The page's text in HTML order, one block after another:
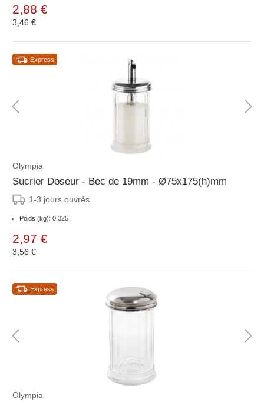
2,88 €
3,46 €
Express
Olympia
Sucrier Doseur - Bec de 19mm - Ø75x175(h)mm
1-3 jours ouvrés
Poids (kg): 0.325
2,97 €
3,56 €
Express
Olympia